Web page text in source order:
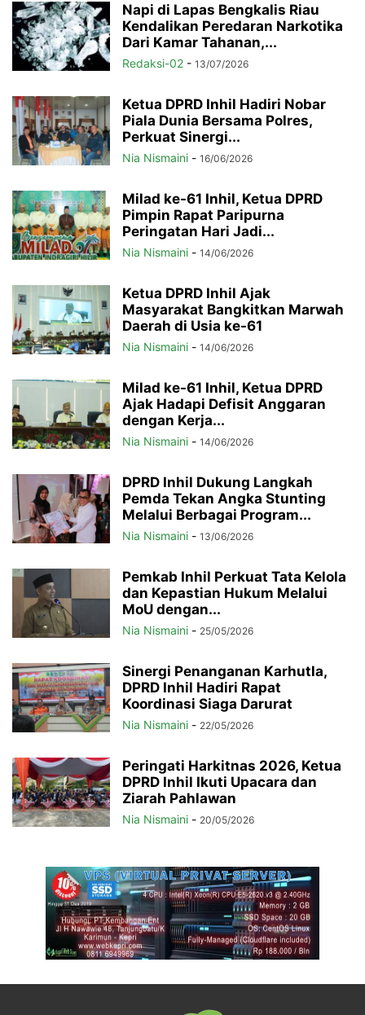
Napi di Lapas Bengkalis Riau
Kendalikan Peredaran Narkotika
Dari Kamar Tahanan,...
Redaksi-02 - 13/07/2026
Ketua DPRD Inhil Hadiri Nobar
Piala Dunia Bersama Polres,
Perkuat Sinergi...
Nia Nismaini - 16/06/2026
Milad ke-61 Inhil, Ketua DPRD
Pimpin Rapat Paripurna
Peringatan Hari Jadi...
Nia Nismaini - 14/06/2026
Ketua DPRD Inhil Ajak
Masyarakat Bangkitkan Marwah
Daerah di Usia ke-61
Nia Nismaini - 14/06/2026
Milad ke-61 Inhil, Ketua DPRD
Ajak Hadapi Defisit Anggaran
dengan Kerja...
Nia Nismaini - 14/06/2026
DPRD Inhil Dukung Langkah
Pemda Tekan Angka Stunting
Melalui Berbagai Program...
Nia Nismaini - 13/06/2026
Pemkab Inhil Perkuat Tata Kelola
dan Kepastian Hukum Melalui
MoU dengan...
Nia Nismaini - 25/05/2026
Sinergi Penanganan Karhutla,
DPRD Inhil Hadiri Rapat
Koordinasi Siaga Darurat
Nia Nismaini - 22/05/2026
Peringati Harkitnas 2026, Ketua
DPRD Inhil Ikuti Upacara dan
Ziarah Pahlawan
Nia Nismaini - 20/05/2026